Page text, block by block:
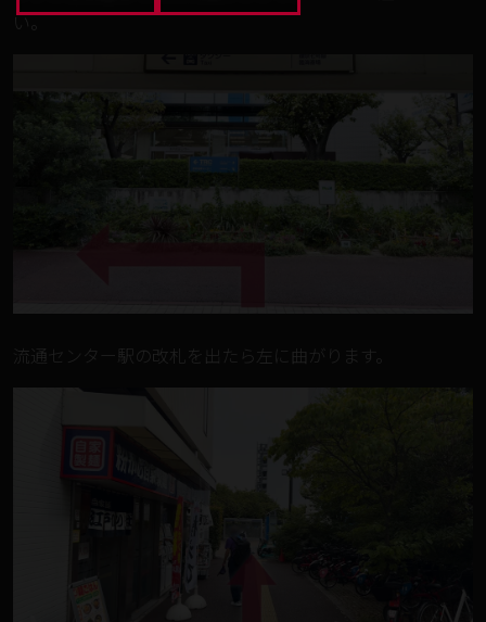
い。
流通センター駅の改札を出たら左に曲がります。